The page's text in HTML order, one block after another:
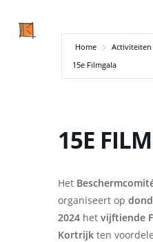
Home
Activiteiten
15e Filmgala
15E
Het
organiseert op
2024 het vijftiende
Kortrijk ten